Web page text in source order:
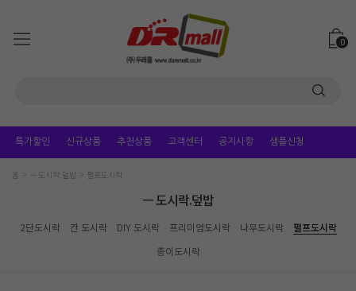
0
특가할인 신규상품 추천상품 고객센터 공지사항 샘플신청
홈 ㅡ 도시락.덮밥 펄프도시락
ㅡ 도시락.덮밥
2단도시락 칸 도시락 DIY 도시락 프리미엄도시락 나무도시락
펄프도시락
종이도시락